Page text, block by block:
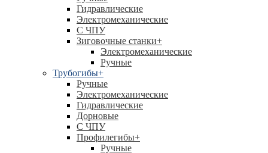
Гидравлические
Электромеханические
С ЧПУ
Зиговочные станки+
Электромеханические
Ручные
Трубогибы+
Ручные
Электромеханические
Гидравлические
Дорновые
С ЧПУ
Профилегибы+
Ручные